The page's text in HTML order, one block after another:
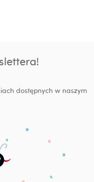
dostępnych w naszym